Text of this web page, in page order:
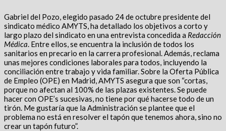
Gabriel del Pozo, elegido pasado 24 de octubre presidente del
sindicato médico AMYTS, ha detallado los objetivos a corto y
largo plazo del sindicato en una entrevista concedida a Redacción
Médica. Entre ellos, se encuentra la inclusión de todos los
sanitarios en precario en la carrera profesional. Además, reclama
unas mejores condiciones laborales para todos, incluyendo la
conciliación entre trabajo y vida familiar. Sobre la Oferta Pública
de Empleo (OPE) en Madrid, AMYTS asegura que son “cortas,
porque no afectan al 100% de las plazas existentes. Se puede
hacer con OPE’s sucesivas, no tiene por qué hacerse todo de un
tirón. Me gustaría que la Administración se plantee que el
problema no está en resolver el tapón que tenemos ahora, sino no
crear un tapón futuro”.